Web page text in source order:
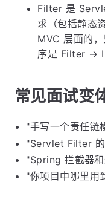
Filter 是
求（包括静态
MVC 层面的
序是 Filter →
常见面试变
"手写一个责任链
"Servlet Filter
"Spring 拦截器
"你项目中哪里用